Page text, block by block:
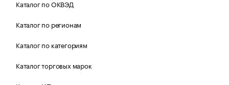
Каталог по ОКВЭД
Каталог по регионам
Каталог по категориям
Каталог торговых марок